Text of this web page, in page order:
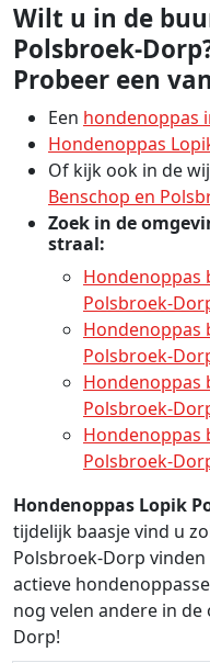
Wilt u in de
Polsbroek-
Probeer een
Een hondenoppas
Hondenoppas
Of kijk ook in de
Benschop en
Zoek in de
straal:
Hondenoppas
Polsbroek-
Hondenoppas
Polsbroek-
Hondenoppas
Polsbroek-
Hondenoppas
Polsbroek-
Hondenoppas Lopik
tijdelijk baasje vind u
Polsbroek-Dorp
actieve
nog velen andere in
Dorp!